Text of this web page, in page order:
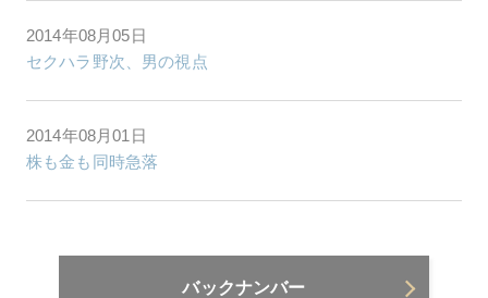
2014年08月05日
セクハラ野次、男の視点
2014年08月01日
株も金も同時急落
バックナンバー